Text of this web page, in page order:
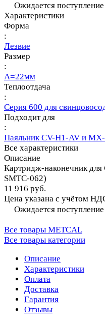
Ожидается поступление
Характеристики
Форма
:
Лезвие
Размер
:
A=22мм
Теплоотдача
:
Серия 600 для
Подходит для
:
Паяльник CV-H1-AV и
Все характеристики
Описание
Картридж-наконечник
SMTC-062)
11 916 руб.
Цена указана с учётом
Ожидается поступление
Все товары METCAL
Все товары категории
Описание
Характеристики
Оплата
Доставка
Гарантия
Отзывы